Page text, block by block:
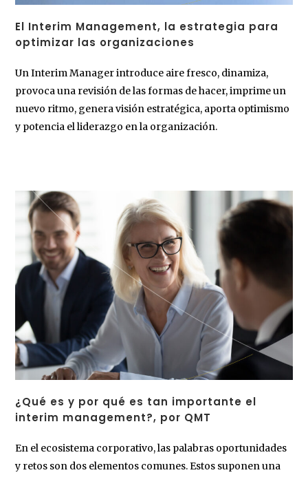
El Interim Management, la estrategia para
optimizar las organizaciones
Un Interim Manager introduce aire fresco, dinamiza,
provoca una revisión de las formas de hacer, imprime un
nuevo ritmo, genera visión estratégica, aporta optimismo
y potencia el liderazgo en la organización.
¿Qué es y por qué es tan importante el
interim management?, por QMT
En el ecosistema corporativo, las palabras oportunidades
y retos son dos elementos comunes. Estos suponen una